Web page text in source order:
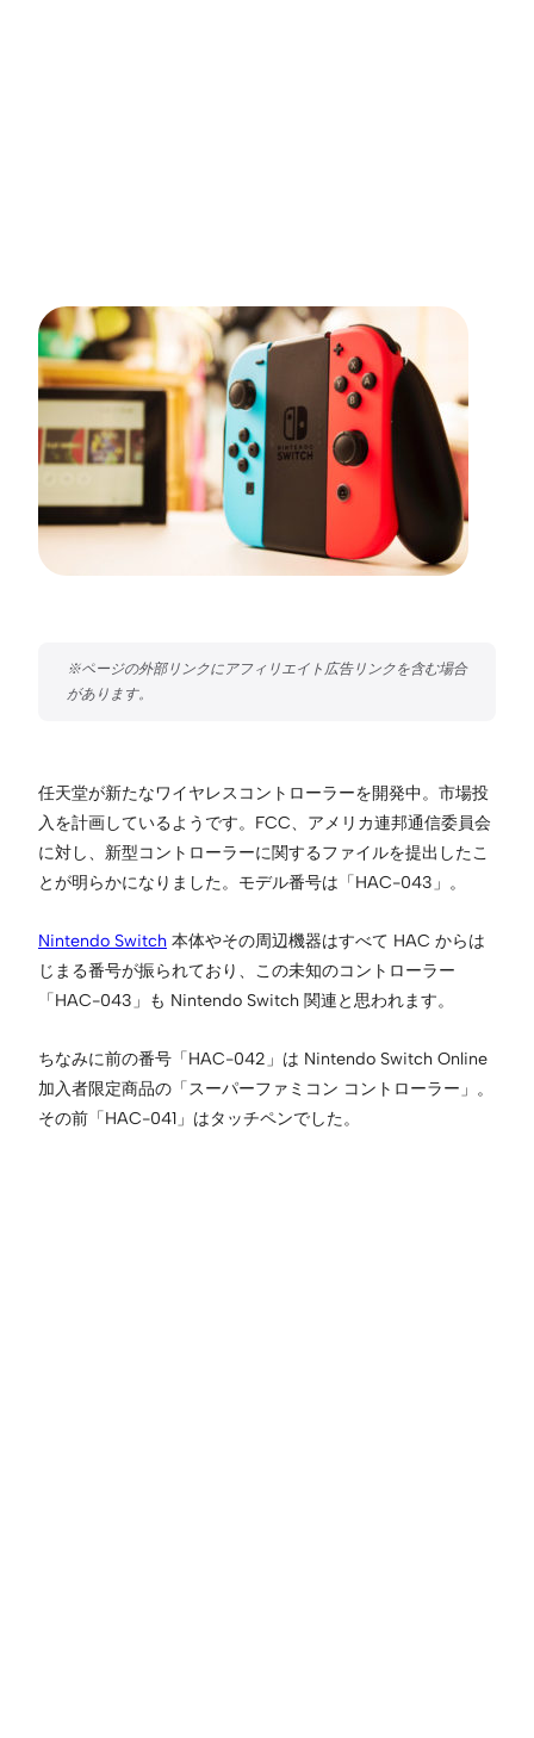
任天堂が新たなワイヤレスコントローラーを開発中。市場投
入を計画しているようです。FCC、アメリカ連邦通信委員会
に対し、新型コントローラーに関するファイルを提出したこ
とが明らかになりました。モデル番号は「HAC-043」。
Nintendo Switch 本体やその周辺機器はすべて HAC からは
じまる番号が振られており、この未知のコントローラー
「HAC-043」も Nintendo Switch 関連と思われます。
ちなみに前の番号「HAC-042」は Nintendo Switch Online
加入者限定商品の「スーパーファミコン コントローラー」。
その前「HAC-041」はタッチペンでした。